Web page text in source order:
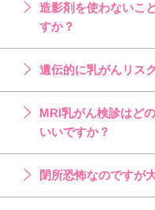
造影剤を使わないこ
すか？
遺伝的に乳がんリス
MRI乳がん検診はど
いいですか？
閉所恐怖なのですが